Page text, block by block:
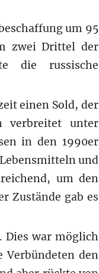
um 95
zwei Drittel der
die russische
einen Sold, der
verbreitet unter
in den 1990er
und
um den
Zustände gab es
Dies war möglich
Verbündeten den